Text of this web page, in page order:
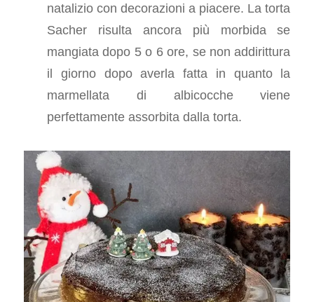
natalizio con decorazioni a piacere. La torta
Sacher risulta ancora più morbida se
mangiata dopo 5 o 6 ore, se non addirittura
il giorno dopo averla fatta in quanto la
marmellata di albicocche viene
perfettamente assorbita dalla torta.